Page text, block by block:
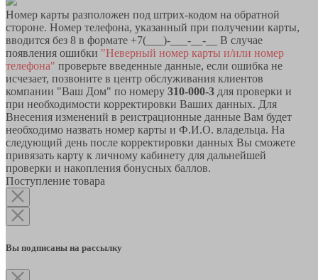
Номер карты разположен под штрих-кодом на обратной
стороне. Номер телефона, указанный при получении карты,
вводится без 8 в формате +7(___)-___-__-__ В случае
появления ошибки "Неверный номер карты и/или номер
телефона" проверьте введенные данные, если ошибка не
исчезает, позвоните в центр обслуживания клиентов
компании "Ваш Дом" по номеру 310-000-3 для проверки и
при необходимости корректировки Ваших данных. Для
Внесения изменений в реистрационные данные Вам будет
необходимо назвать номер карты и Ф.И.О. владельца. На
следующий день после корректировки данных Вы сможете
привязать карту к личному кабинету для дальнейшей
проверки и накопления бонусных баллов.
Поступление товара
Вы подписаны на рассылку